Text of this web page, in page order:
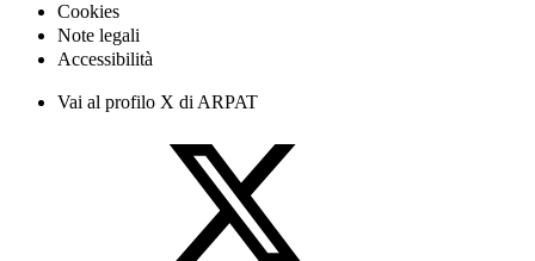
Cookies
Note legali
Accessibilità
Vai al profilo X di ARPAT